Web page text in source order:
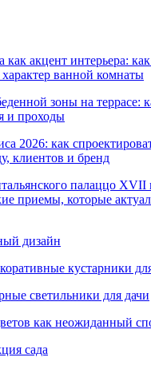
как акцент интерьера:
ванной комнаты
зоны на террасе:
и проходы
2026: как
клиентов и бренд
палаццо XVII
приемы, которые
дизайн
кустарники
светильники для дачи
как неожиданный
сада